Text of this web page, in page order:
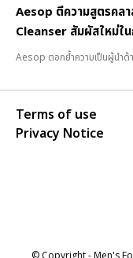
Aesop ตีความสูตรค
Cleanser สัมผัสใหม่ใ
Aesop ตอกย้ำความเป็นผู้นำด้
Terms of use
Privacy Notice
© Copyright - Men's